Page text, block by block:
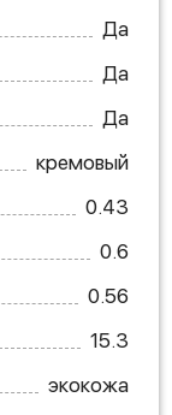
Да
Да
Да
кремовый
0.43
0.6
0.56
15.3
экокожа